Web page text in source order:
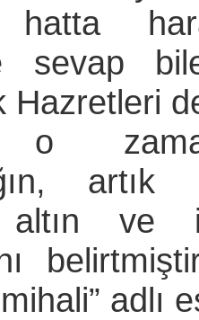
hatta
sevap
Hazretleri
o
altın ve
adlı